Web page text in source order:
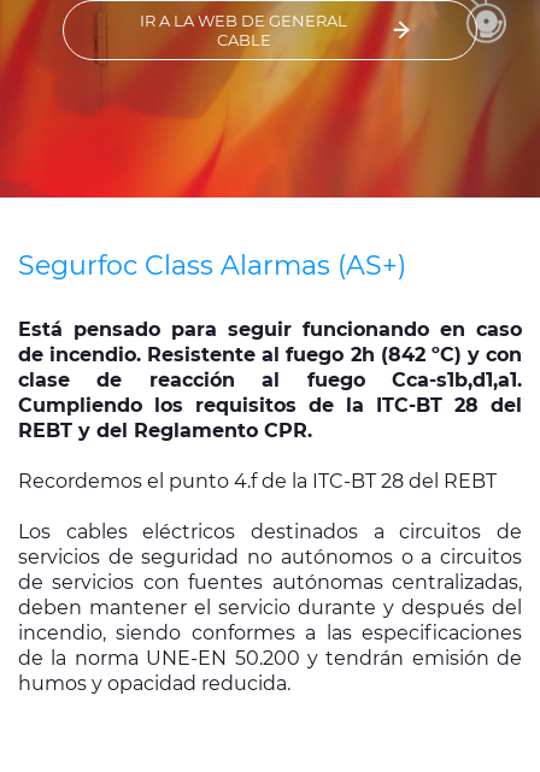
Buscador Dop
People & Careers
Contáctanos
PRYSMIAN CLUB
DISCOVER ENERGY
IR A LA WEB DE GENERAL
CABLE
Segurfoc Class Alarmas (AS+)
Está pensado para seguir funcionando en caso
de incendio. Resistente al fuego 2h (842 ºC) y con
clase de reacción al fuego Cca-s1b,d1,a1.
Cumpliendo los requisitos de la ITC-BT 28 del
REBT y del Reglamento CPR.
Recordemos el punto 4.f de la ITC-BT 28 del REBT
Los cables eléctricos destinados a circuitos de
servicios de seguridad no autónomos o a circuitos
de servicios con fuentes autónomas centralizadas,
deben mantener el servicio durante y después del
incendio, siendo conformes a las especificaciones
de la norma UNE-EN 50.200 y tendrán emisión de
humos y opacidad reducida.